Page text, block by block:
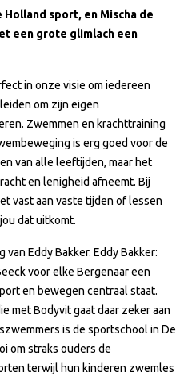
sport, en Mischa de
een grote glimlach een
in onze visie om iedereen
om zijn eigen
Zwemmen en krachttraining
is erg goed voor de
van alle leeftijden, maar het
en lenigheid afneemt. Bij
vast aan vaste tijden of lessen
dat uitkomt.
Eddy Bakker. Eddy Bakker:
voor elke Bergenaar een
en bewegen centraal staat.
met Bodyvit gaat daar zeker aan
is de sportschool in De
om straks ouders de
terwijl hun kinderen zwemles